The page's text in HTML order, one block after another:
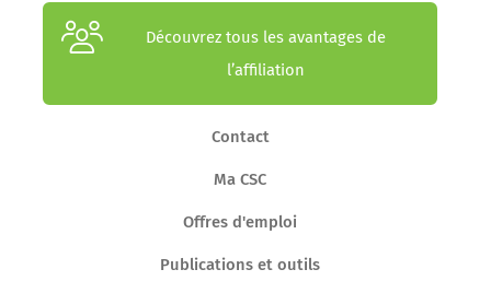
Découvrez tous les avantages de
l’affiliation
Contact
Ma CSC
Offres d'emploi
Publications et outils